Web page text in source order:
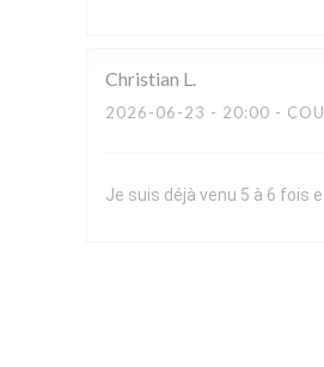
Christian L
2026-06-23 - 20:00 -
Je suis déjà venu 5 à 6 fois